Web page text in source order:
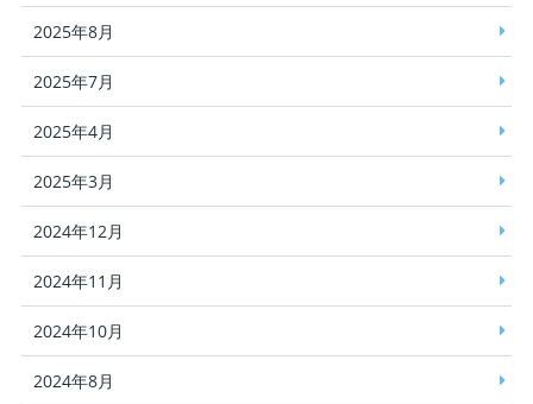
2025年8月
2025年7月
2025年4月
2025年3月
2024年12月
2024年11月
2024年10月
2024年8月